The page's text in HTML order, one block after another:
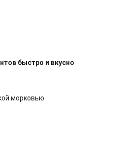
быстро и вкусно